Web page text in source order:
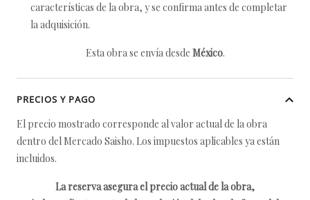
características de la obra, y se confirma antes de completar
la adquisición.
Esta obra se envía desde México.
PRECIOS Y PAGO
El precio mostrado corresponde al valor actual de la obra
dentro del Mercado Saisho. Los impuestos aplicables ya están
incluidos.
La reserva asegura el precio actual de la obra,